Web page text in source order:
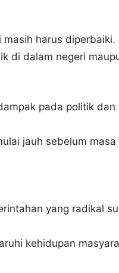
harus diperbaiki.
di dalam negeri
pada politik dan
jauh sebelum masa
yang radikal
kehidupan